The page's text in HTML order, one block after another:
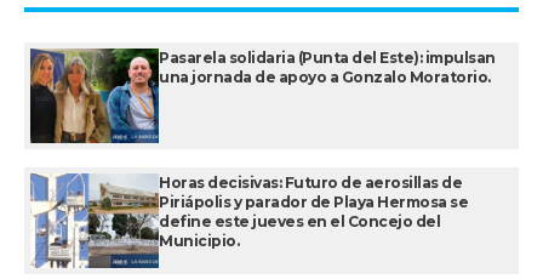
Pasarela solidaria (Punta del Este): impulsan
una jornada de apoyo a Gonzalo Moratorio.
Horas decisivas: Futuro de aerosillas de
Piriápolis y parador de Playa Hermosa se
define este jueves en el Concejo del
Municipio.